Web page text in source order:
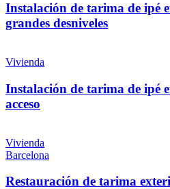
Instalación de tarima de ipé
grandes desniveles
Vivienda
Instalación de tarima de ipé
acceso
Vivienda
Barcelona
Restauración de tarima